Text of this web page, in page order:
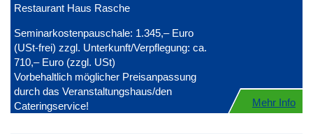
Restaurant Haus Rasche
Seminarkostenpauschale: 1.345,– Euro
(USt-frei) zzgl. Unterkunft/Verpflegung: ca.
710,– Euro (zzgl. USt)
Vorbehaltlich möglicher Preisanpassung
durch das Veranstaltungshaus/den
Cateringservice!
Mehr Info